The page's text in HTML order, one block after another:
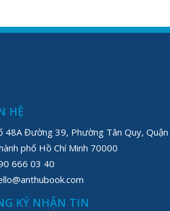
HỆ
48A Đường 39, Phường Tân Quy, Quận
phố Hồ Chí Minh 70000
666 03 40
KÝ NHẬN TIN